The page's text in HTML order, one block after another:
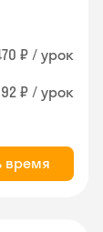
₽ / урок
₽ / урок
время